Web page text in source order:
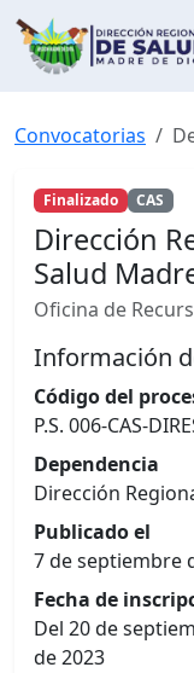
Convocatorias
Finalizado CAS
Dirección
Salud
Oficina de
Información
Código del
P.S. 006-CAS-
Dependencia
Dirección
Publicado el
7 de septiembre
Fecha de
Del 20 de
de 2023